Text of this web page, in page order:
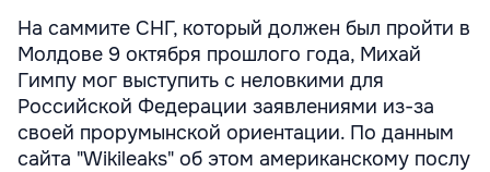
На саммите СНГ, который должен был пройти в
Молдове 9 октября прошлого года, Михай
Гимпу мог выступить с неловкими для
Российской Федерации заявлениями из-за
своей прорумынской ориентации. По данным
сайта "Wikileaks" об этом американскому послу